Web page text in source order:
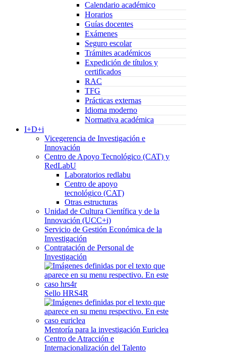
Calendario académico
Horarios
Guías docentes
Exámenes
Seguro escolar
Trámites académicos
Expedición de títulos y
certificados
RAC
TFG
Prácticas externas
Idioma moderno
Normativa académica
I+D+i
Vicegerencia de Investigación e
Innovación
Centro de Apoyo Tecnológico (CAT) y
RedLabU
Laboratorios redlabu
Centro de apoyo
tecnológico (CAT)
Otras estructuras
Unidad de Cultura Científica y de la
Innovación (UCC+i)
Servicio de Gestión Económica de la
Investigación
Contratación de Personal de
Investigación
Sello HRS4R
Mentoría para la investigación Euriclea
Centro de Atracción e
Internacionalización del Talento